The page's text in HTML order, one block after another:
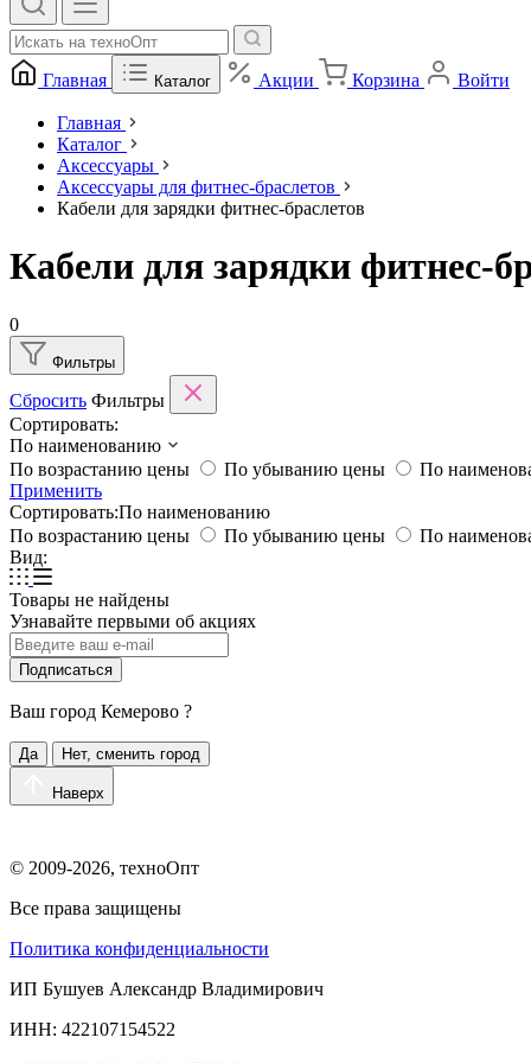
Главная Каталог Акции Корзина Войти
Главная
Каталог
Аксессуары
Аксессуары для фитнес-браслетов
Кабели для зарядки фитнес-браслетов
Кабели для зарядки фитнес-
0
Фильтры
Сбросить Фильтры
Сортировать:
По наименованию
По возрастанию цены
По убыванию цены
По
Применить
Сортировать:По наименованию
По возрастанию цены
По убыванию цены
По
Вид:
Товары не найдены
Узнавайте первыми об акциях
Подписаться
Ваш город Кемерово ?
Да Нет, сменить город
Наверх
© 2009-2026, техноОпт
Все права защищены
Политика конфиденциальности
ИП Бушуев Александр Владимирович
ИНН: 422107154522